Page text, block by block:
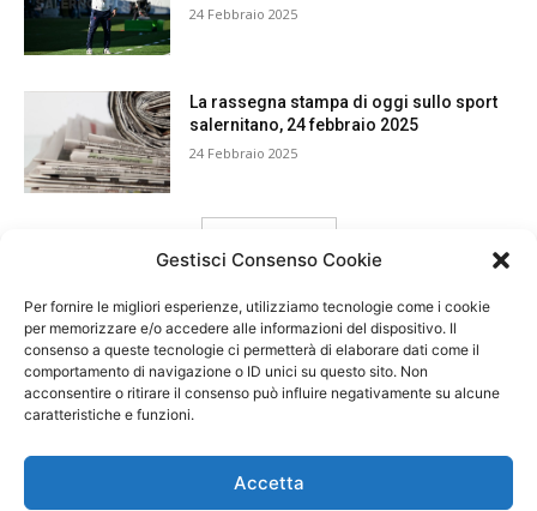
Gestisci Consenso Cookie
Per fornire le migliori esperienze, utilizziamo tecnologie come i cookie
per memorizzare e/o accedere alle informazioni del dispositivo. Il
consenso a queste tecnologie ci permetterà di elaborare dati come il
comportamento di navigazione o ID unici su questo sito. Non
acconsentire o ritirare il consenso può influire negativamente su alcune
caratteristiche e funzioni.
Accetta
24 Febbraio 2025
La rassegna stampa di oggi sullo sport
salernitano, 24 febbraio 2025
24 Febbraio 2025